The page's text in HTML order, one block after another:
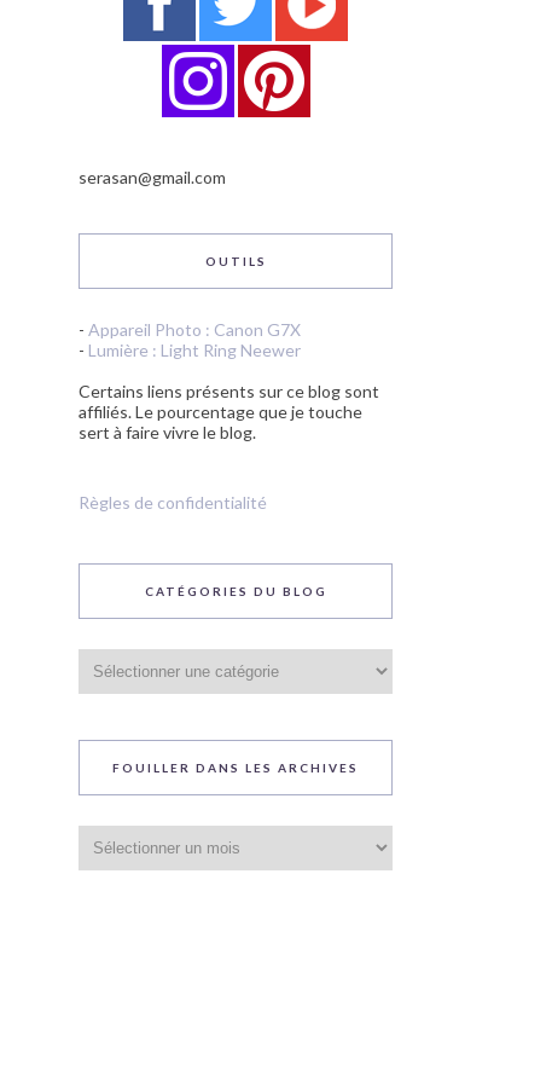
serasan@gmail.com
OUTILS
- Appareil Photo : Canon G7X
- Lumière : Light Ring Neewer
Certains liens présents sur ce blog sont
affiliés. Le pourcentage que je touche
sert à faire vivre le blog.
Règles de confidentialité
CATÉGORIES DU BLOG
du
blog
FOUILLER DANS LES ARCHIVES
dans
les